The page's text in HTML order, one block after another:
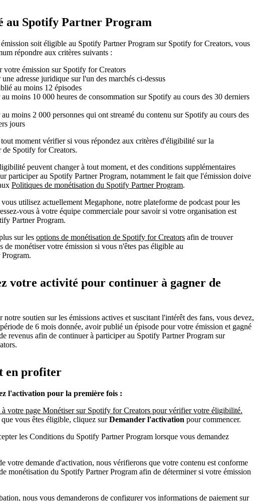
au Spotify Partner Program
soit éligible au Spotify Partner Program sur Spotify for Creators, vous
répondre aux critères suivants :
votre émission sur Spotify for Creators
une adresse juridique sur l'un des marchés ci-dessus
au moins 12 épisodes
moins 10 000 heures de consommation sur Spotify au cours des 30 derniers
moins 2 000 personnes qui ont streamé du contenu sur Spotify au cours des
jours
moment vérifier si vous répondez aux critères d'éligibilité sur la
de Spotify for Creators.
peuvent changer à tout moment, et des conditions supplémentaires
participer au Spotify Partner Program, notamment le fait que l'émission doive
Politiques de monétisation du Spotify Partner Program.
vous utilisez actuellement Megaphone, notre plateforme de podcast pour les
vous à votre équipe commerciale pour savoir si votre organisation est
Partner Program.
sur les options de monétisation de Spotify for Creators afin de trouver
de monétiser votre émission si vous n'êtes pas éligible au
votre activité pour continuer à gagner de
notre soutien sur les émissions actives et suscitant l'intérêt des fans, vous devez,
de 6 mois donnée, avoir publié un épisode pour votre émission et gagné
revenus afin de continuer à participer au Spotify Partner Program sur
en profiter
l'activation pour la première fois :
à votre page Monétiser sur Spotify for Creators pour vérifier votre éligibilité.
vous êtes éligible, cliquez surDemander l'activation pour commencer.
les Conditions du Spotify Partner Program lorsque vous demandez
votre demande d'activation, nous vérifierons que votre contenu est conforme
monétisation du Spotify Partner Program afin de déterminer si votre émission
nous vous demanderons de configurer vos informations de paiement sur